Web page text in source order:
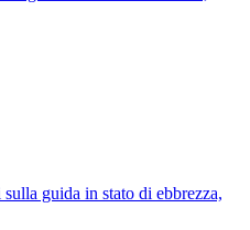
guida in stato di ebbrezza,